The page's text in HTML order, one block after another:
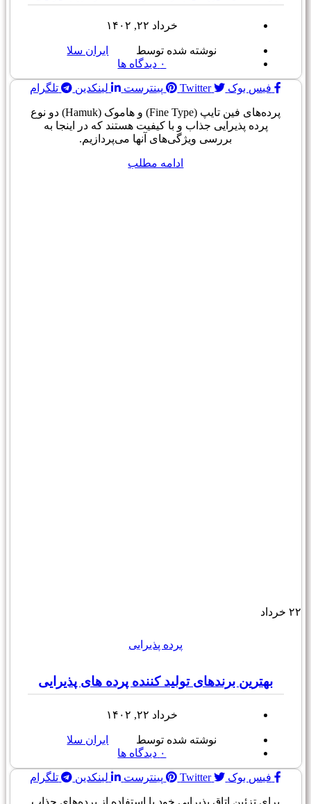
خرداد ۲۲, ۱۴۰۲
نوشته شده توسط
ایران سلا
۰ دیدگاه ها
فیس بوک Twitter پینترست لینکدین تلگرام
پرده‌های فین تایپ (Fine Type) و هاموک (Hamuk) دو نوع
پرده پذیرایی جذاب و با کیفیت هستند که در اینجا به
بررسی ویژگی‌های آنها می‌پردازیم.
ادامه مطلب
۲۲ خرداد
پرده پذیرایی
بهترین برندهای تولید کننده پرده های پذیرایی
خرداد ۲۲, ۱۴۰۲
نوشته شده توسط
ایران سلا
۰ دیدگاه ها
فیس بوک Twitter پینترست لینکدین تلگرام
برای تزئین اتاق پذیرایی خود با استفاده از پرده‌های جذاب